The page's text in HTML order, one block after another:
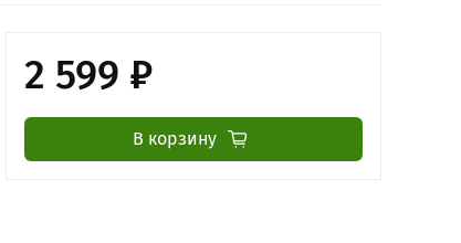
2 599 ₽
В корзину